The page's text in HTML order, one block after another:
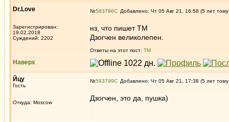
Dr.Love
Зарегистрирован:
19.02.2018
Суждений: 2202
№583796 Добавлено: Чт 05 Авг 21, 16:58 (5 лет
нз, что пишет ТМ
Дзогчен великолепен.
Ответы на этот пост: ТМ
Наверх
Йцу
Гость
Откуда: Moscow
№583799 Добавлено: Чт 05 Авг 21, 17:38 (5 лет
Дзогчен, это да, пушка)